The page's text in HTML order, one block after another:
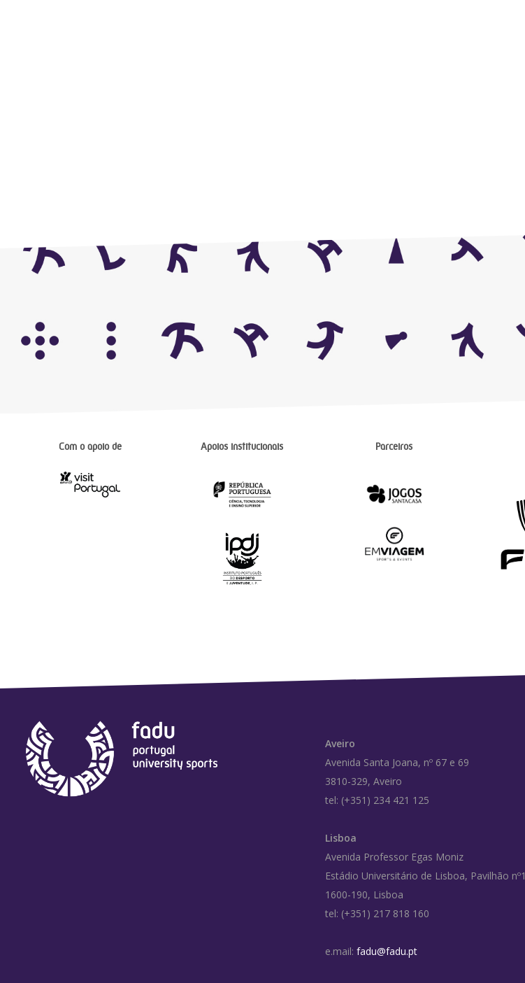
Com o apoio de Apoios institucionais Parceiros
Aveiro
Avenida Santa Joana, nº 67 e 69
3810-329, Aveiro
tel: (+351) 234 421 125
Lisboa
Avenida Professor Egas Moniz
Estádio Universitário de Lisboa, Pavilhão nº1
1600-190, Lisboa
tel: (+351) 217 818 160
e.mail: fadu@fadu.pt